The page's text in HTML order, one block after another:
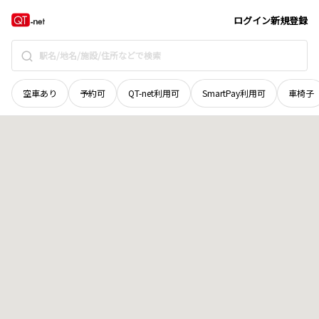
ログイン新規登録
空車あり 予約可 QT-net利用可 SmartPay利用可 車椅子
岩手県